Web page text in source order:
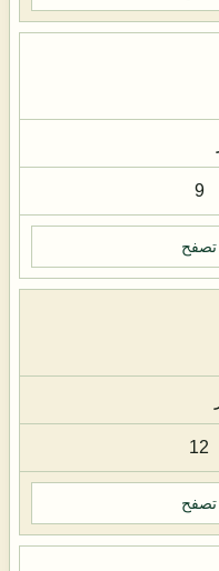
9
تصفح
12
تصفح